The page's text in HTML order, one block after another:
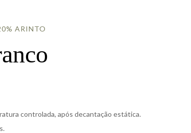
ARINTO
controlada, após decantação estática.